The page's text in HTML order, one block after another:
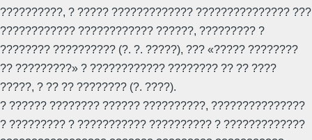
??????????, ? ????? ????????????? ??????????????? ???
???????????? ???????????? ??????, ????????? ?
???????? ?????????? (?. ?. ?????), ??? «????? ????????
?? ?????????» ? ???????????? ???????? ?? ?? ????
?????, ? ?? ?? ???????? (?. ????).
? ?????? ???????? ?????? ??????????, ???????????????
? ????????? ? ??????????? ?????????? ? ?????????????